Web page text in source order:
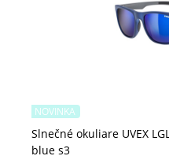
Slnečné okuliare UVEX
blue s3
NOVINKA